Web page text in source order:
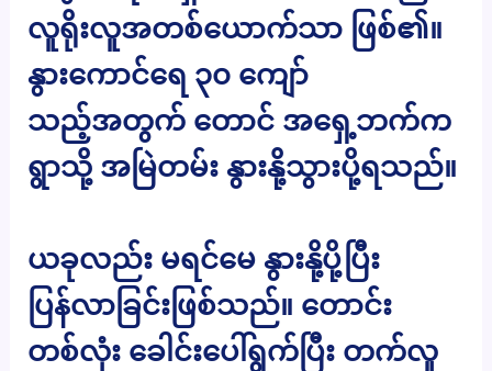
လူရိုးလူအတစ်ယောက်သာ ဖြစ်၏။
နွားကောင်ရေ ၃၀ ကျော်
သည့်အတွက် တောင် အရှေ့ဘက်က
ရွာသို့ အမြဲတမ်း နွားနို့သွားပို့ရသည်။
ယခုလည်း မရင်မေ နွားနို့ပို့ပြီး
ပြန်လာခြင်းဖြစ်သည်။ တောင်း
တစ်လုံး ခေါင်းပေါ်ရွက်ပြီး တက်လူ